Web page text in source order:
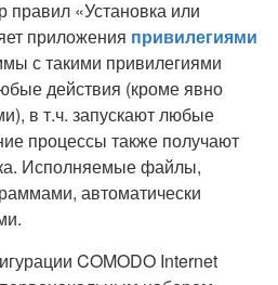
«Установка или
приложения привилегиями
с такими привилегиями
действия (кроме явно
в т.ч. запускают любые
процессы также получают
Исполняемые файлы,
автоматически
COMODO Internet